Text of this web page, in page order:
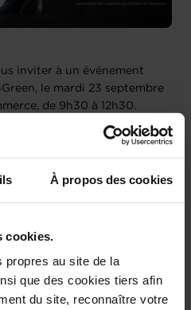
À propos des cookies
cookies.
propres au site de la
que des cookies tiers afin
du site, reconnaître votre
inviter à un événement
le mardi 23 septembre
de 9h30 à 12h30.
en deux temps
de la durabilité.